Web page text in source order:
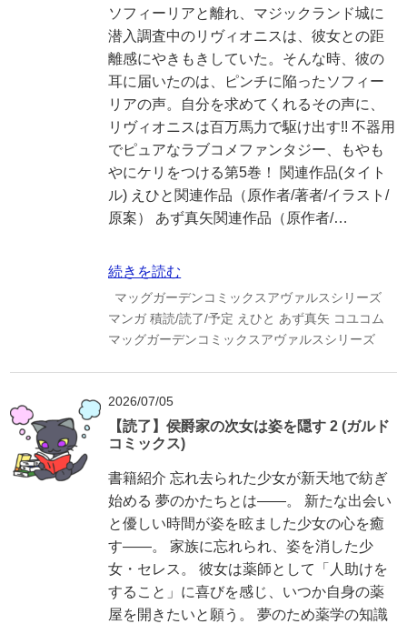
ソフィーリアと離れ、マジックランド城に
潜入調査中のリヴィオニスは、彼女との距
離感にやきもきしていた。そんな時、彼の
耳に届いたのは、ピンチに陥ったソフィー
リアの声。自分を求めてくれるその声に、
リヴィオニスは百万馬力で駆け出す!! 不器用
でピュアなラブコメファンタジー、もやも
やにケリをつける第5巻！ 関連作品(タイト
ル) えひと関連作品（原作者/著者/イラスト/
原案） あず真矢関連作品（原作者/…
続きを読む
マッグガーデンコミックスアヴァルスシリーズ
マンガ 積読/読了/予定 えひと あず真矢 コユコム
マッグガーデンコミックスアヴァルスシリーズ
2026/07/05
【読了】侯爵家の次女は姿を隠す 2 (ガルド
コミックス)
書籍紹介 忘れ去られた少女が新天地で紡ぎ
始める 夢のかたちとは――。 新たな出会い
と優しい時間が姿を眩ました少女の心を癒
す――。 家族に忘れられ、姿を消した少
女・セレス。 彼女は薬師として「人助けを
すること」に喜びを感じ、いつか自身の薬
屋を開きたいと願う。 夢のため薬学の知識